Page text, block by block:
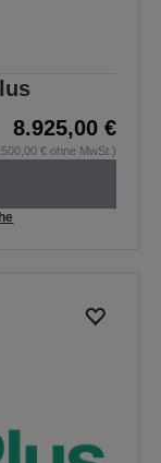
8.925,00 €
€ ohne MwSt.)